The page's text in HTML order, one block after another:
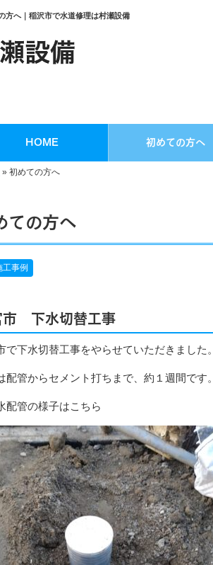
方へ｜稲沢市で水道修理は村瀬設備
HOME 初めての方へ
» 初めての方へ
ての方へ
工事例
市 下水切替工事
で下水切替工事をやらせていただきました。
配管からセメント打ちまで、約１週間です。
配管の様子はこちら